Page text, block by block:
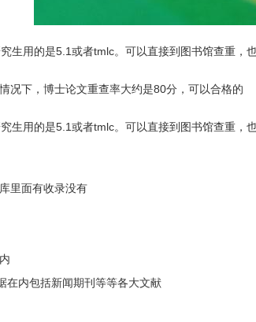
生用的是5.1或者tmlc。可以直接到图书馆查重，
况下，博士论文重查率大约是80分，可以合格的
生用的是5.1或者tmlc。可以直接到图书馆查重，
里面有收录没有
在内包括新闻期刊等等各大文献